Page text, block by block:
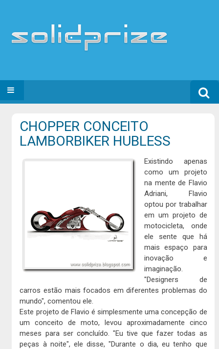
Search
for:
SKIP TO CONTENT
CHOPPER CONCEITO
LAMBORBIKER HUBLESS
Existindo apenas
como um projeto
na mente de Flavio
Adriani, Flavio
optou por trabalhar
em um projeto de
motocicleta, onde
ele sente que há
mais espaço para
inovação e
imaginação.
"Designers de
carros estão mais focados em diferentes problemas do
mundo", comentou ele.
Este projeto de Flavio é simplesmente uma concepção de
um conceito de moto, levou aproximadamente cinco
meses para ser concluído. "Eu tive que fazer todas as
peças à noite", ele disse, "Durante o dia, eu tenho que